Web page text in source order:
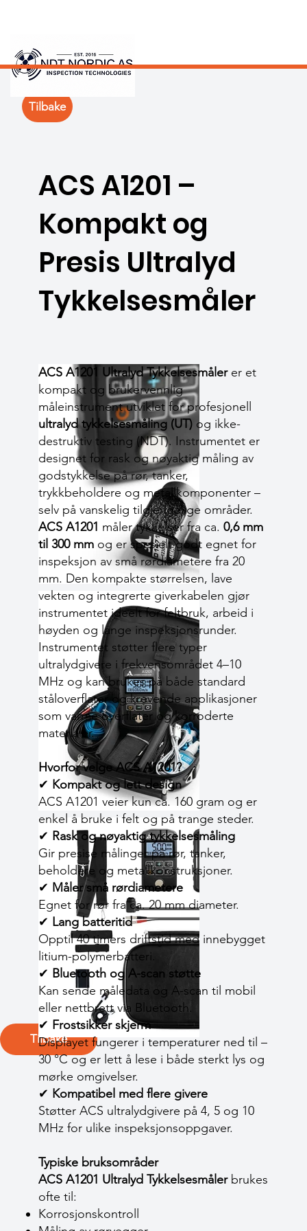
Tilbake
ACS A1201 –
Kompakt og
Presis Ultralyd
Tykkelsesmåler
ACS A1201 Ultralyd Tykkelsesmålerer et
kompakt og brukervennlig
måleinstrument utviklet for profesjonell
ultralyd tykkelsesmåling (UT) og ikke-
destruktiv testing (NDT). Instrumentet er
designet for rask og nøyaktig måling av
godstykkelse på rør, tanker,
trykkbeholdere og metallkomponenter –
selv på vanskelig tilgjengelige områder.
ACS A1201 måler tykkelser fra ca. 0,6 mm
til 300 mm og er spesielt godt egnet for
inspeksjon av små rørdiametere fra 20
mm. Den kompakte størrelsen, lave
vekten og integrerte giverkabelen gjør
instrumentet ideelt for feltbruk, arbeid i
høyden og lange inspeksjonsrunder.
Instrumentet støtter flere typer
ultralydgivere i frekvensområdet 4–10
MHz og kan brukes på både standard
ståloverflater og krevende applikasjoner
som varme overflater og korroderte
materialer.
Hvorfor velge ACS A1201?
✔ Kompakt og lett design
ACS A1201 veier kun ca. 160 gram og er
enkel å bruke i felt og på trange steder.
✔ Rask og nøyaktig tykkelsesmåling
Gir presise målinger på rør, tanker,
beholdere og metallkonstruksjoner.
✔ Måler små rørdiametere
Egnet for rør fra ca. 20 mm diameter.
✔ Lang batteritid
Opptil 40 timers driftstid med innebygget
litium-polymerbatteri.
✔ Bluetooth og A-scan støtte
Kan sende måledata og A-scan til mobil
eller nettbrett via Bluetooth.
✔ Frostsikker skjerm
Displayet fungerer i temperaturer ned til –
30 °C og er lett å lese i både sterkt lys og
mørke omgivelser.
✔ Kompatibel med flere givere
Støtter ACS ultralydgivere på 4, 5 og 10
MHz for ulike inspeksjonsoppgaver.
Typiske bruksområder
ACS A1201 Ultralyd Tykkelsesmålerbrukes
ofte til:
Korrosjonskontroll
Tilbake